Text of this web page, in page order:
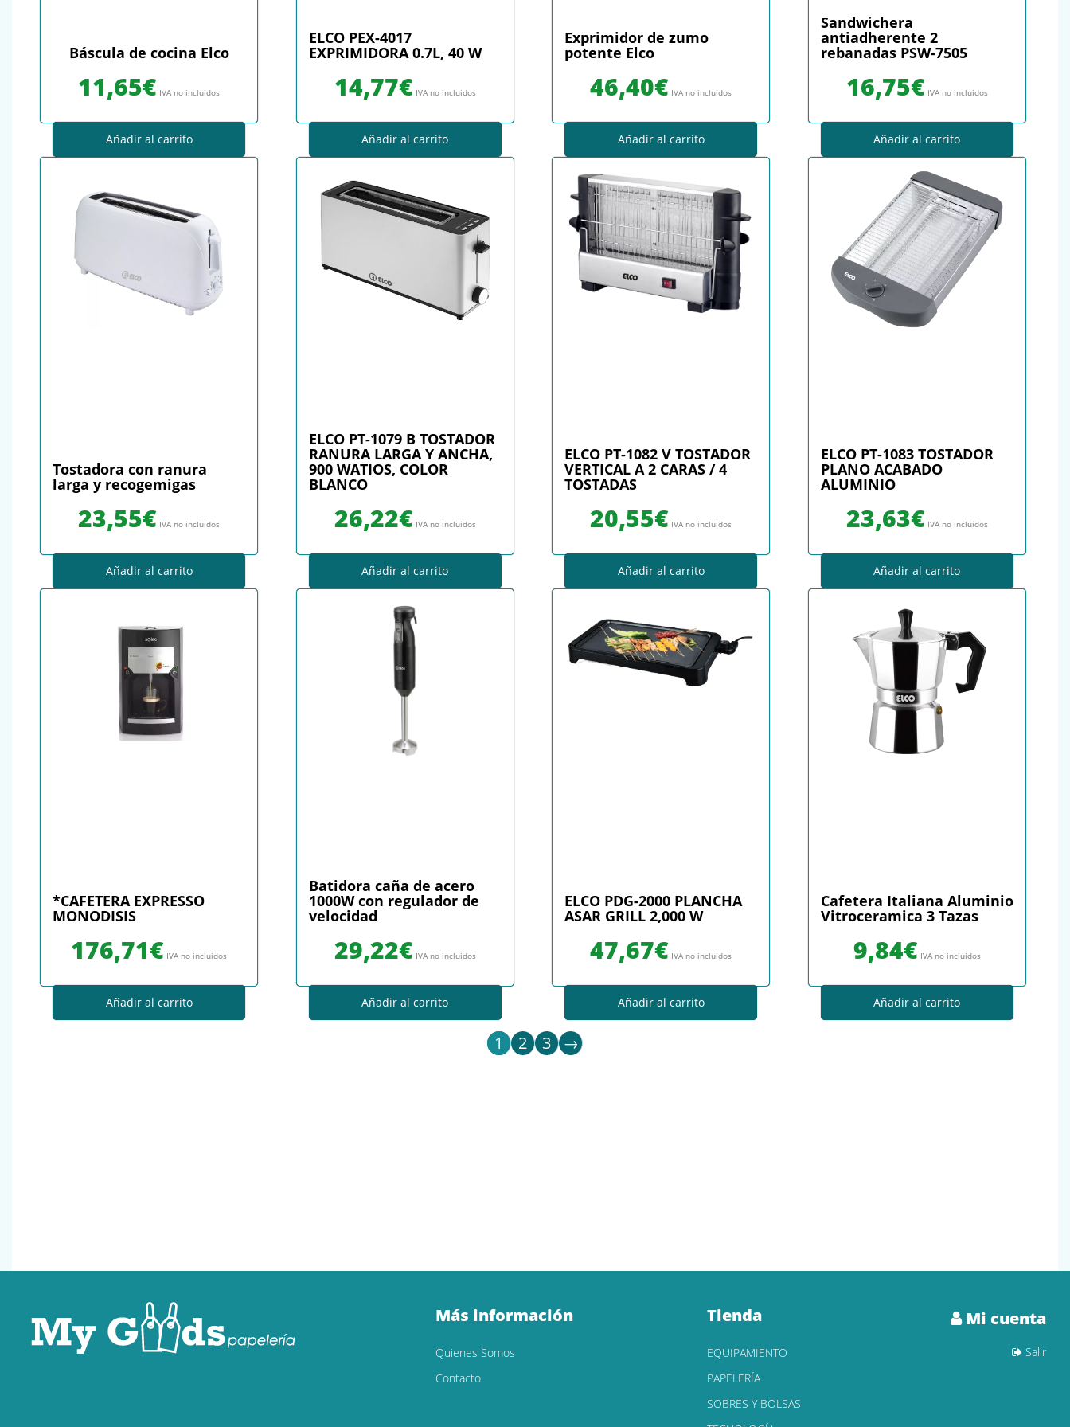
Báscula de cocina Elco
11,65€ IVA no incluidos
Añadir al carrito
ELCO PEX-4017
EXPRIMIDORA 0.7L, 40 W
14,77€ IVA no incluidos
Añadir al carrito
Exprimidor de zumo
potente Elco
46,40€ IVA no incluidos
Añadir al carrito
Sandwichera
antiadherente 2
rebanadas PSW-7505
16,75€ IVA no incluidos
Añadir al carrito
Tostadora con ranura
larga y recogemigas
23,55€ IVA no incluidos
Añadir al carrito
ELCO PT-1079 B TOSTADOR
RANURA LARGA Y ANCHA,
900 WATIOS, COLOR
BLANCO
26,22€ IVA no incluidos
Añadir al carrito
ELCO PT-1082 V TOSTADOR
VERTICAL A 2 CARAS / 4
TOSTADAS
20,55€ IVA no incluidos
Añadir al carrito
ELCO PT-1083 TOSTADOR
PLANO ACABADO
ALUMINIO
23,63€ IVA no incluidos
Añadir al carrito
*CAFETERA EXPRESSO
MONODISIS
176,71€ IVA no incluidos
Añadir al carrito
Batidora caña de acero
1000W con regulador de
velocidad
29,22€ IVA no incluidos
Añadir al carrito
ELCO PDG-2000 PLANCHA
ASAR GRILL 2,000 W
47,67€ IVA no incluidos
Añadir al carrito
Cafetera Italiana Aluminio
Vitroceramica 3 Tazas
9,84€ IVA no incluidos
Añadir al carrito
1 2 3 →
Más información
Quienes Somos
Contacto
Tienda
EQUIPAMIENTO
PAPELERÍA
SOBRES Y BOLSAS
Mi cuenta
Salir